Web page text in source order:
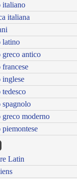
italiano
italiana
latino
antico
moderno
Latin